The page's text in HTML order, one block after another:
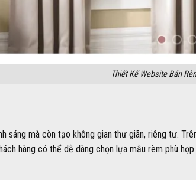
Thiết Kế Website Bán
sáng mà còn tạo không gian thư giãn, riêng tư.
hàng có thể dễ dàng chọn lựa mẫu rèm phù